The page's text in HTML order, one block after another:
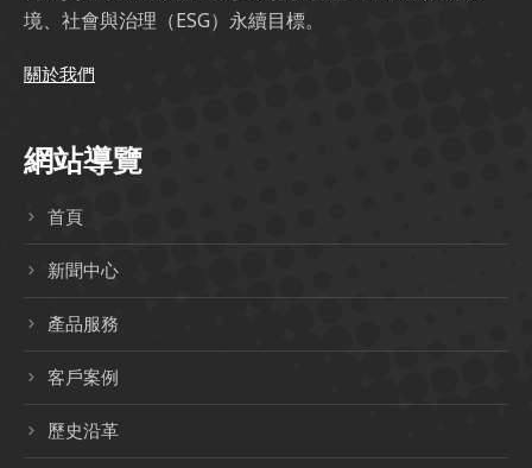
境、社會與治理（ESG）永續目標。
關於我們
網站導覽
首頁
新聞中心
產品服務
客戶案例
歷史沿革